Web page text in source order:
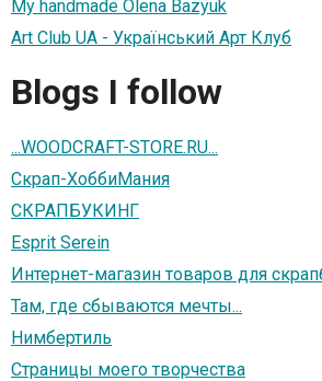
My handmade Olena Bazyuk
Art Club UA - Український Арт Клуб
Blogs I follow
...WOODCRAFT-STORE.RU...
Скрап-ХоббиМания
СКРАПБУКИНГ
Esprit Serein
Интернет-магазин товаров для
Там, где сбываются мечты...
Нимбертиль
Страницы моего творчества